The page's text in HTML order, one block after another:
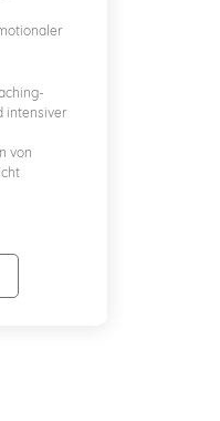
intensiver
von